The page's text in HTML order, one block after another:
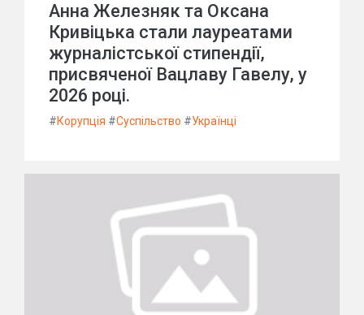
Анна Железняк та Оксана
Кривіцька стали лауреатами
журналістської стипендії,
присвяченої Вацлаву Гавелу, у
2026 році.
#Корупція #Суспільство #Українці